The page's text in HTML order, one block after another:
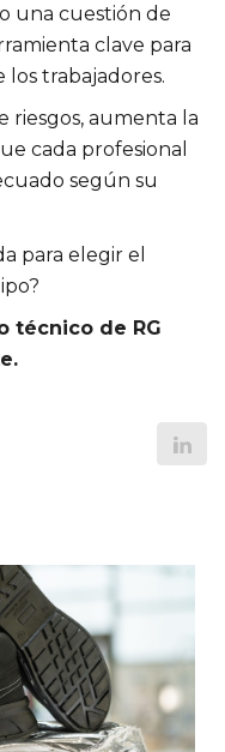
una cuestión de
clave para
trabajadores.
riesgos, aumenta la
cada profesional
según su
para elegir el
técnico de RG